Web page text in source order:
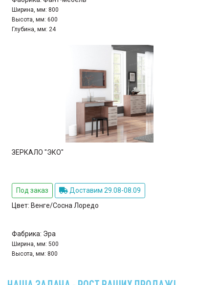
Ширина, мм: 800
Высота, мм: 600
Глубина, мм: 24
ЗЕРКАЛО "ЭКО"
Под заказ
Доставим 29.08-08.09
Цвет: Венге/Сосна Лоредо
Фабрика: Эра
Ширина, мм: 500
Высота, мм: 800